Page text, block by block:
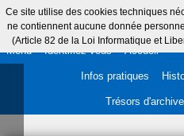
Ce site utilise des cookies techniques
ne contiennent aucune donnée
(Article 82 de la Loi Informatique et
Menu Identifiez-vous Accueil
Infos pratiques
Trésors